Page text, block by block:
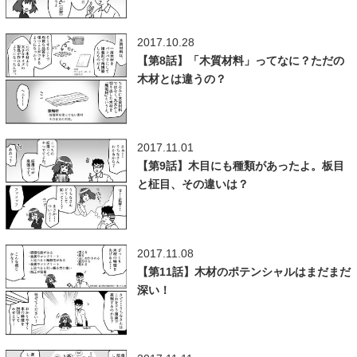
2017.10.28
【第8話】「木質材料」ってなに？ただの
木材とは違うの？
2017.11.01
【第9話】木目にも種類があったよ。板目
と柾目、その違いは？
2017.11.08
【第11話】木材のポテンシャルはまだまだ
深い！